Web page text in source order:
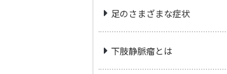
足のさまざまな症状
下肢静脈瘤とは